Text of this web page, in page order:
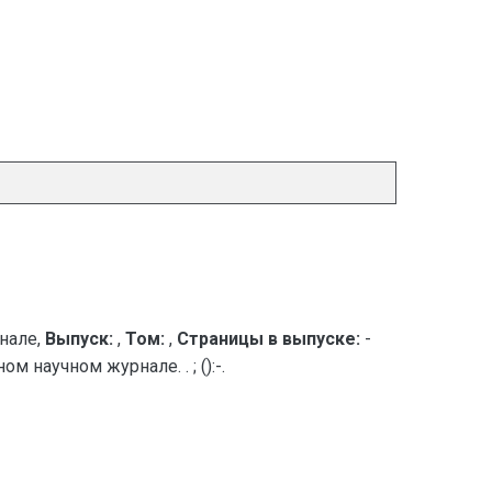
Выпуск: , Том: , Страницы в выпуске: -
научном журнале. . ; ():-.